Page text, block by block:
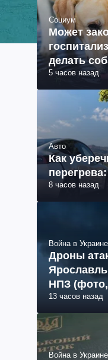
Социум
Может
делать
5 часов назад
Авто
Как
8 часов назад
Война в Украине
Дроны
НПЗ
13 часов назад
Война в Украине